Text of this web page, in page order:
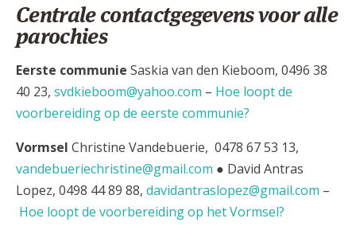
Centrale contactgegevens voor alle
parochies
Eerste communie Saskia van den Kieboom, 0496 38
40 23, svdkieboom@yahoo.com – Hoe loopt de
voorbereiding op de eerste communie?
Vormsel Christine Vandebuerie, 0478 67 53 13,
vandebueriechristine@gmail.com ● David Antras
Lopez, 0498 44 89 88, davidantraslopez@gmail.com –
Hoe loopt de voorbereiding op het Vormsel?